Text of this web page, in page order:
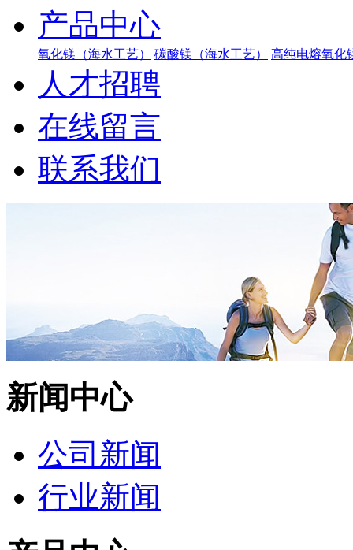
产品中心
氧化镁（海水工艺） 碳酸镁（海水工艺） 高纯电熔氧化
人才招聘
在线留言
联系我们
新闻中心
公司新闻
行业新闻